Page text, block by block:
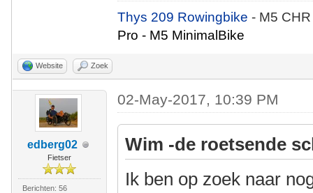
Thys 209 Rowingbike- M5
Pro - M5 MinimalBike
Website Zoek
edberg02
Fietser
Berichten: 56
02-May-2017, 10:39 PM
Wim -de roetsende
Ik ben op zoek naar